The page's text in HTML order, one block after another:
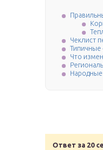
Чеклист
Что
Ответ за 20